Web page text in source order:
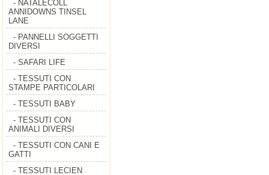
- NATALECOLL
ANNIDOWNS TINSEL
LANE
- PANNELLI SOGGETTI
DIVERSI
- SAFARI LIFE
- TESSUTI CON
STAMPE PARTICOLARI
- TESSUTI BABY
- TESSUTI CON
ANIMALI DIVERSI
- TESSUTI CON CANI E
GATTI
- TESSUTI LECIEN